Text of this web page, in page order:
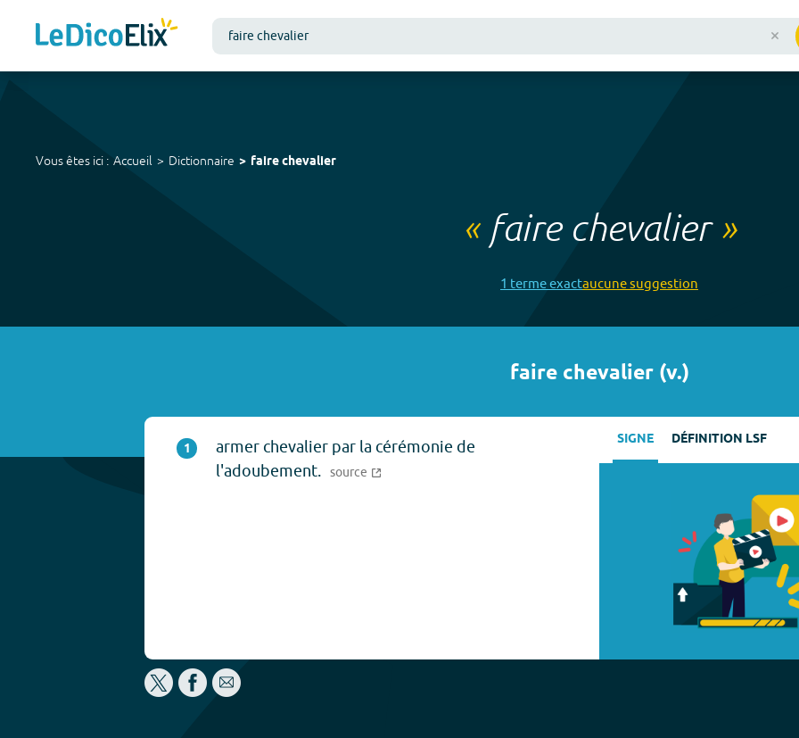
Vous êtes ici : Accueil Dictionnaire faire chevalier
« faire chevalier»
1 termeexactaucunesuggestion
faire chevalier(v.)
1
armer chevalier par la cérémonie de
l'adoubement. source
SIGNE DÉFINITION LSF